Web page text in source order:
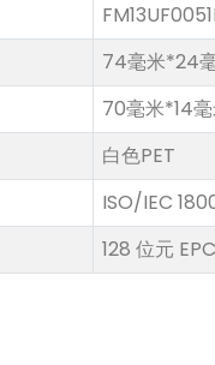
74毫米*24
70毫米*14
白色PET
ISO/IEC
128 位元